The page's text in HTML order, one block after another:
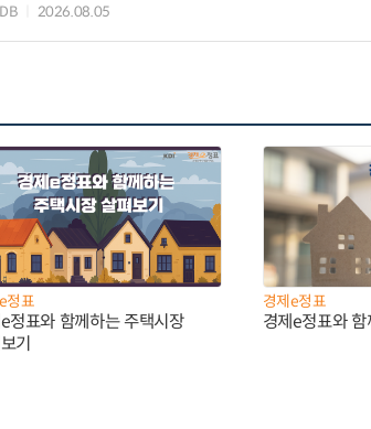
2026.08.05
정표
정표와 함께하는 주택시장
기
경제e정표
경제e정표와